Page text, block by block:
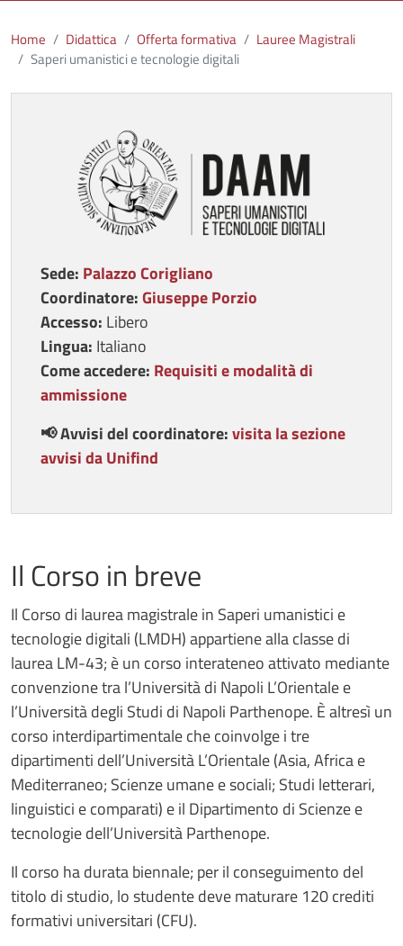
Home Didattica Offerta formativa
Lauree Magistrali
Saperi umanistici e tecnologie digitali
Sede: Palazzo Corigliano
Coordinatore:Giuseppe Porzio
Accesso: Libero
Lingua: Italiano
Come accedere: Requisiti e modalità di
ammissione
📢 Avvisi del coordinatore:visita la sezione
avvisi da Unifind
Il Corso in breve
Il Corso di laurea magistrale in Saperi umanistici e
tecnologie digitali (LMDH) appartiene alla classe di
laurea LM-43; è un corso interateneo attivato mediante
convenzione tra l’Università di Napoli L’Orientale e
l’Università degli Studi di Napoli Parthenope. È altresì un
corso interdipartimentale che coinvolge i tre
dipartimenti dell’Università L’Orientale (Asia, Africa e
Mediterraneo; Scienze umane e sociali; Studi letterari,
linguistici e comparati) e il Dipartimento di Scienze e
tecnologie dell’Università Parthenope.
Il corso ha durata biennale; per il conseguimento del
titolo di studio, lo studente deve maturare 120 crediti
formativi universitari (CFU).